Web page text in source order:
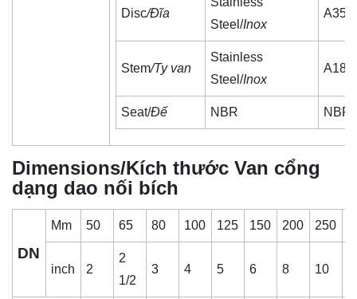
Disc/Đĩa
Steel/Inox
A351
Stem/Ty van
Stainless
Steel/Inox
A182
Seat/Đế NBR NBR
Dimensions/Kích thước Van cổng
dạng dao nối bích
DN
Mm 50 65 80 100 125 150 200 250
inch 2
2
1/2
3 4 5 6 8 10